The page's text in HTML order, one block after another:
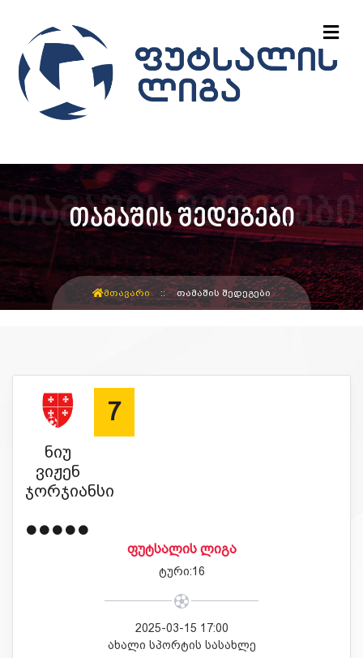
თამაშის შედეგები
ᲛᲗᲐᲕᲐᲠᲘ ᲗᲐᲛᲐᲨᲘᲡ ᲨᲔᲓᲔᲒᲔᲑᲘ
ნიუ
ვიჟენ
ჯორჯიანსი
7
ᲤᲣᲢᲡᲐᲚᲘᲡ ᲚᲘᲒᲐ
ტური:16
2025-03-15 17:00
ახალი სპორტის სასახლე